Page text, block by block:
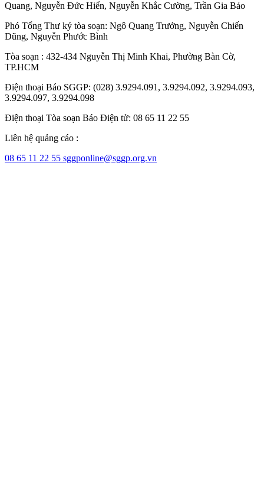
Quang, Nguyễn Đức Hiển, Nguyễn Khắc Cường, Trần Gia Bảo
Phó Tổng Thư ký tòa soạn: Ngô Quang Trưởng, Nguyễn Chiến
Dũng, Nguyễn Phước Bình
Tòa soạn : 432-434 Nguyễn Thị Minh Khai, Phường Bàn Cờ,
TP.HCM
Điện thoại Báo SGGP: (028) 3.9294.091, 3.9294.092, 3.9294.093,
3.9294.097, 3.9294.098
Điện thoại Tòa soạn Báo Điện tử: 08 65 11 22 55
Liên hệ quảng cáo :
08 65 11 22 55 sggponline@sggp.org.vn